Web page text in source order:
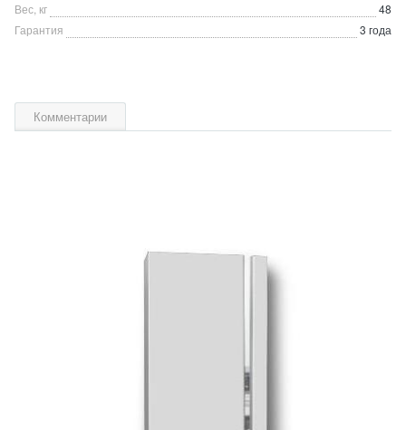
Вес, кг
48
Гарантия
3 года
Комментарии